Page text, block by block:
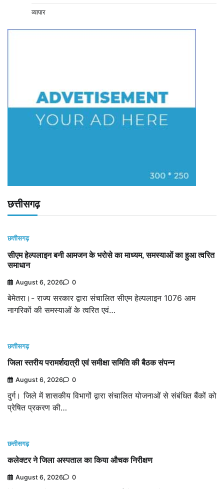
व्यापार
छत्तीसगढ़
छत्तीसगढ़
सीएम हेल्पलाइन बनी आमजन के भरोसे का माध्यम, समस्याओं का हुआ त्वरित
समाधान
August 6, 2026 0
बेमेतरा।- राज्य सरकार द्वारा संचालित सीएम हेल्पलाइन 1076 आम
नागरिकों की समस्याओं के त्वरित एवं…
छत्तीसगढ़
जिला स्तरीय परामर्शदात्री एवं समीक्षा समिति की बैठक संपन्न
August 6, 2026 0
दुर्ग। जिले में शासकीय विभागों द्वारा संचालित योजनाओं से संबंधित बैंकों को
प्रेषित प्रकरण की…
छत्तीसगढ़
कलेक्टर ने जिला अस्पताल का किया औचक निरीक्षण
August 6, 2026 0